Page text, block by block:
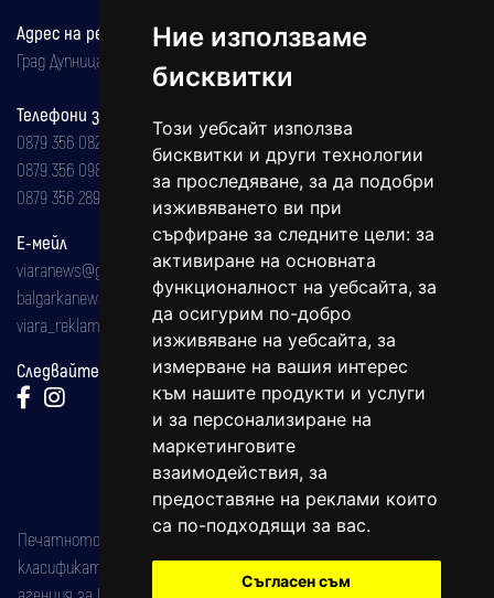
Ние използваме
бисквитки
Този уебсайт използва
бисквитки и други технологии
за проследяване, за да подобри
изживяването ви при
сърфиране за следните цели: за
активиране на основната
функционалност на уебсайта, за
да осигурим по-добро
изживяване на уебсайта, за
измерване на вашия интерес
към нашите продукти и услуги
и за персонализиране на
маркетинговите
взаимодействия, за
предоставяне на реклами които
са по-подходящи за вас.
Съгласен съм
Адрес на редакцията
Град Дупница, ул.''Христо Ботев" 43
Телефони за реклама и абонаменти
0879 356 082
0879 356 098
0879 356 289
Е-мейл
viaranews@gmail.com
balgarkanews@gmail.com
viara_reklama@mail.bg
Следвайте ни:
Печатното издание на вестника е регистрирано в националния
класификатор на печатните издания (Българска национална